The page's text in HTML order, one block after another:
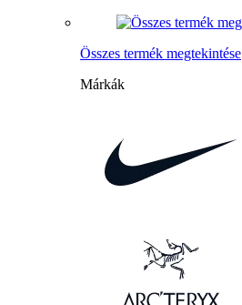
Összes termék megtekintése
Márkák